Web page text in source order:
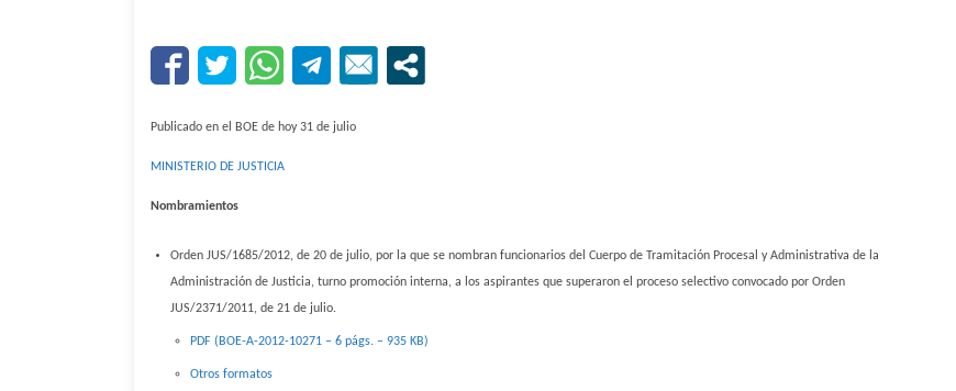
Publicado en el BOE de hoy 31 de julio
MINISTERIO DE JUSTICIA
Nombramientos
Orden JUS/1685/2012, de 20 de julio, por la que se nombran funcionarios del Cuerpo de Tramitación Procesal y Administrativa de la
Administración de Justicia, turno promoción interna, a los aspirantes que superaron el proceso selectivo convocado por Orden
JUS/2371/2011, de 21 de julio.
PDF (BOE-A-2012-10271 – 6 págs. – 935 KB)
Otros formatos